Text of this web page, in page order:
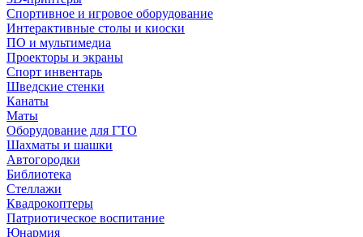
Спортивное и игровое оборудование
Интерактивные столы и киоски
ПО и мультимедиа
Проекторы и экраны
Спорт инвентарь
Шведские стенки
Канаты
Маты
Оборудование для ГТО
Шахматы и шашки
Автогородки
Библиотека
Стеллажи
Квадрокоптеры
Патриотическое воспитание
Юнармия